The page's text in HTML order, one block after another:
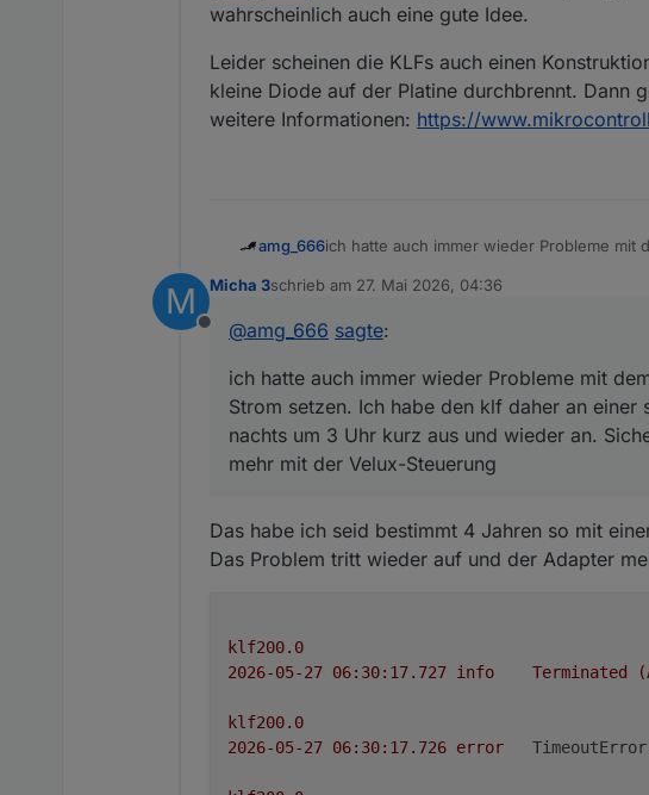
wahrscheinlich auch eine gute Idee.
Leider scheinen die KLFs auch einen
kleine Diode auf der Platine durchbrennt. Dann
weitere Informationen: https://
amg_666ich hatte auch immer wieder Probleme
aus und wieder an. Sicher nicht die beste
M
Offline
Micha 3schrieb am 27. Mai 2026, 04:36
zuletzt editiert von
@amg_666 sagte:
ich hatte auch immer wieder Probleme mit
Strom setzen. Ich habe den klf daher an
nachts um 3 Uhr kurz aus und wieder an.
mehr mit der Velux-Steuerung
Das habe ich seid bestimmt 4 Jahren so mit
Das Problem tritt wieder auf und der Adapter
klf200.0
info Terminated
klf200.0
error